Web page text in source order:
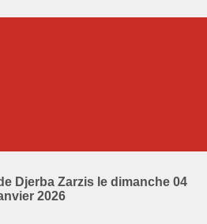
Djerba Zarzis le dimanche 04
2026